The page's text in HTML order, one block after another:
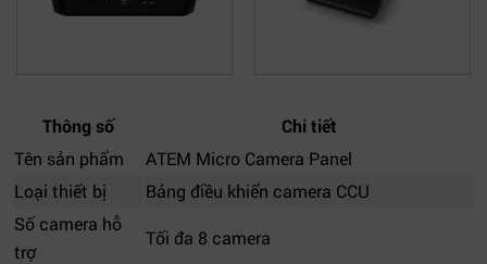
Thông số
Chi tiết
Tên sản phẩm
ATEM Micro Camera Panel
Loại thiết bị
Bảng điều khiển camera CCU
Số camera hỗ
trợ
Tối đa 8 camera